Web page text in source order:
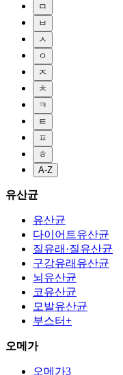
ㅁ
ㅂ
ㅅ
ㅇ
ㅈ
ㅊ
ㅋ
ㅌ
ㅍ
ㅎ
A-Z
유산균
유산균
다이어트유산균
질유래·질유산균
구강유래유산균
뇌유산균
코유산균
모발유산균
부스터+
오메가
오메가3